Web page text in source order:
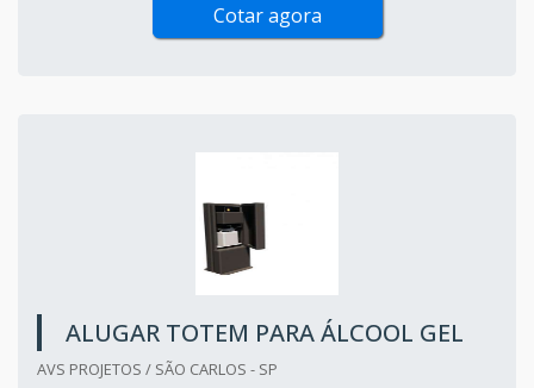
Cotar agora
ALUGAR TOTEM PARA ÁLCOOL GEL
AVS PROJETOS / SÃO CARLOS - SP